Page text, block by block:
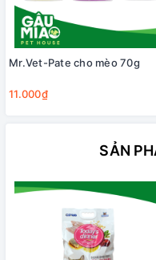
Mr.Vet-Pate cho mèo 70g
11.000₫
SẢN